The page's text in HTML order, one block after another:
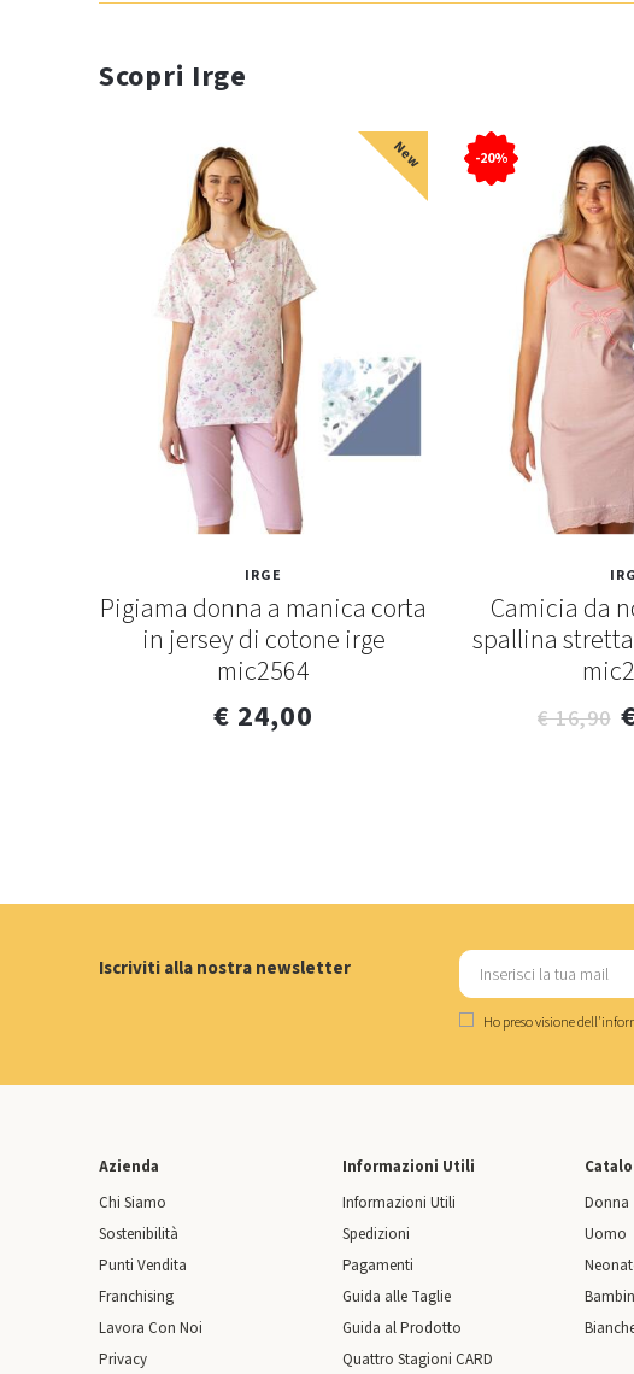
Scopri Irge
New
IRGE
Pigiama donna a manica corta
in jersey di cotone irge
mic2564
€ 24,00
-20%
Camicia da
spallina
€ 16,90
Iscriviti alla nostra newsletter
Ho preso visione dell'
Azienda
Chi Siamo
Sostenibilità
Punti Vendita
Franchising
Lavora Con Noi
Privacy
Informazioni Utili
Informazioni Utili
Spedizioni
Pagamenti
Guida alle Taglie
Guida al Prodotto
Quattro Stagioni CARD
Donna
Uomo